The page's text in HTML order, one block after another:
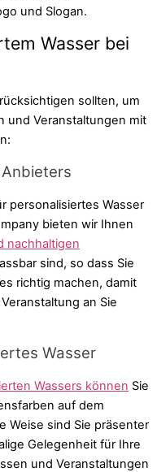
und Slogan.
Wasser bei
sollten, um
und Veranstaltungen mit
personalisiertes Wasser
bieten wir Ihnen
nachhaltigen
sind, so dass Sie
richtig machen, damit
an Sie
Wasser
Wassers können Sie
auf dem
Weise sind Sie präsenter
Gelegenheit für Ihre
und Veranstaltungen